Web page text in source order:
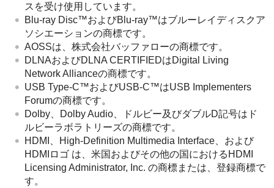
スを受け使用しています。
Blu-ray Disc™およびBlu-ray™はブルーレイディスクア
ソシエーションの商標です。
AOSSは、株式会社バッファローの商標です。
DLNAおよびDLNA CERTIFIEDはDigital Living
Network Allianceの商標です。
USB Type-C™およびUSB-C™はUSB Implementers
Forumの商標です。
Dolby、Dolby Audio、ドルビー及びダブルD記号はド
ルビーラボラトリーズの商標です。
HDMI、High-Definition Multimedia Interface、および
HDMIロゴ は、米国およびその他の国におけるHDMI
Licensing Administrator, Inc. の商標または、登録商標で
す。